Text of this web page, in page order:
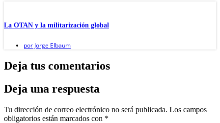
La OTAN y la militarización global
por Jorge Elbaum
Deja tus comentarios
Deja una respuesta
Tu dirección de correo electrónico no será publicada. Los campos
obligatorios están marcados con *